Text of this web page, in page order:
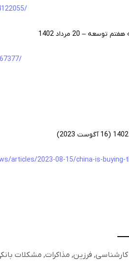
– 20 مرداد 1402
articles/2023-08-15/china-is-buying-
کارشناسی, فرزین, مذاکرات, مشکلات